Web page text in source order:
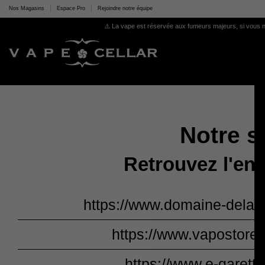
Nos Magasins Espace Pro Rejoindre notre équipe
⚠️ La vape est réservée aux fumeurs majeurs, si vous
Notre
Retrouvez
https://www.domaine-
https://